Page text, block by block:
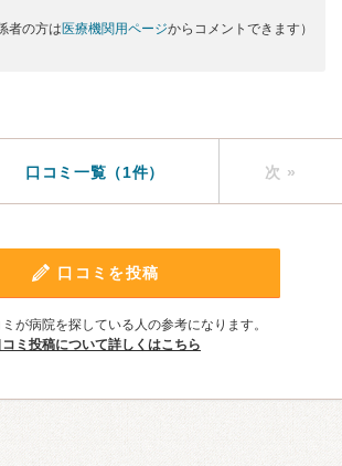
者の方は 医療機関用ページからコメントできます）
口コミ一覧（1件） 次 »
口コミを投稿
が病院を探している人の参考になります。
コミ投稿について詳しくはこちら